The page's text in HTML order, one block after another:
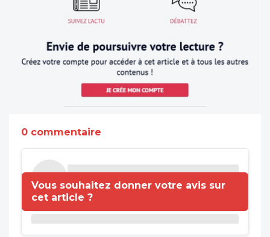
0 commentaire
Vous souhaitez donner votre avis sur
cet article ?